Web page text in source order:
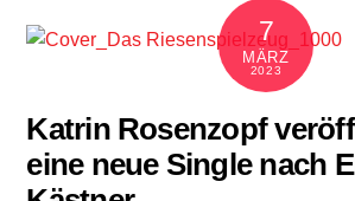
7
MÄRZ
2023
Katrin Rosenzopf
eine neue Single nach